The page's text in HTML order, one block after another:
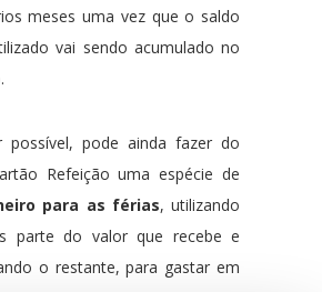
meses uma vez que o saldo
vai sendo acumulado no
possível, pode ainda fazer do
Refeição uma espécie de
para as férias, utilizando
parte do valor que recebe e
o restante, para gastar em